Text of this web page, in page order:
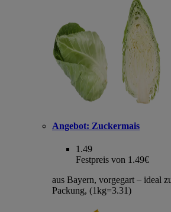
Angebot: Zuckermais
1.49
Festpreis von 1.49€
aus Bayern, vorgegart – ideal
Packung, (1kg=3.31)